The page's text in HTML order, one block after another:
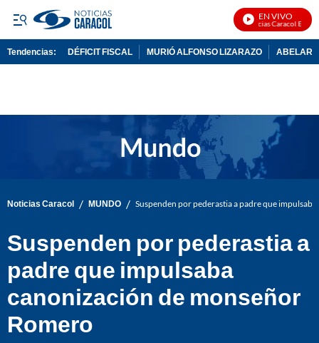
EN VIVO
Noticias Caracol En Vivo
Tendencias: DÉFICIT FISCAL MURIÓ ALFONSO LIZARAZO
Noticias Caracol / MUNDO / Suspenden por pederastia a padre que
Suspenden por pederastia a
padre que impulsaba
canonización de monseñor
Romero